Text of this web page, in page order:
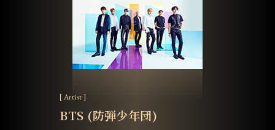
[ Artist ]
BTS (防弾少年団)